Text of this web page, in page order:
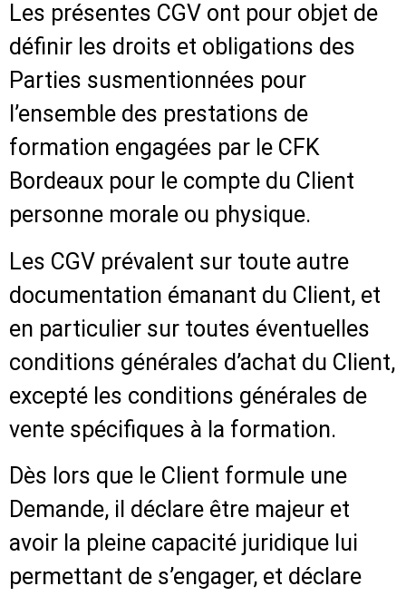
Les présentes CGV ont pour objet de
définir les droits et obligations des
Parties susmentionnées pour
l’ensemble des prestations de
formation engagées par le CFK
Bordeaux pour le compte du Client
personne morale ou physique.
Les CGV prévalent sur toute autre
documentation émanant du Client, et
en particulier sur toutes éventuelles
conditions générales d’achat du Client,
excepté les conditions générales de
vente spécifiques à la formation.
Dès lors que le Client formule une
Demande, il déclare être majeur et
avoir la pleine capacité juridique lui
permettant de s’engager, et déclare